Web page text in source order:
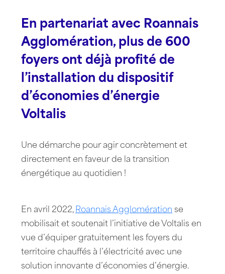
Langue
En partenariat avec Roannais
Agglomération, plus de 600
foyers ont déjà profité de
l’installation du dispositif
d’économies d’énergie
Voltalis
Une démarche pour agir concrètement et
directement en faveur de la transition
énergétique au quotidien !
En avril 2022, Roannais Agglomération se
mobilisait et soutenait l’initiative de Voltalis en
vue d’équiper gratuitement les foyers du
territoire chauffés à l’électricité avec une
solution innovante d’économies d’énergie.